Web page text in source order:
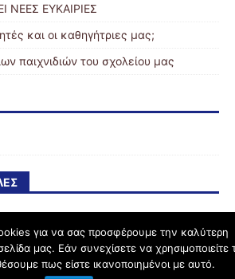
ΝΕΕΣ ΕΥΚΑΙΡΙΕΣ
και οι καθηγήτριες μας;
παιχνιδιών του σχολείου μας
schoolpress.sch.gr
για να σας προσφέρουμε την καλύτερη
μας. Εάν συνεχίσετε να χρησιμοποιείτε
πως είστε ικανοποιημένοι με αυτό.